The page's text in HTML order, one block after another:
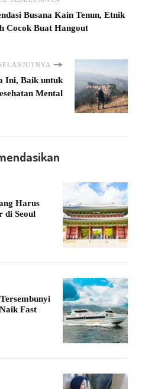
Busana Kain Tenun, Etnik
Cocok Buat Hangout
Ini, Baik untuk
Mental
Harus
di Seoul
Fast